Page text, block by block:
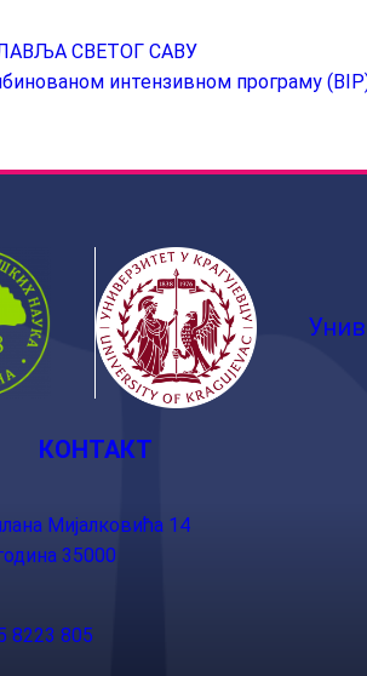
СВЕТОГ САВУ
интензивном програму
КОНТАКТ
Мијалковића 14
35000
8223 805